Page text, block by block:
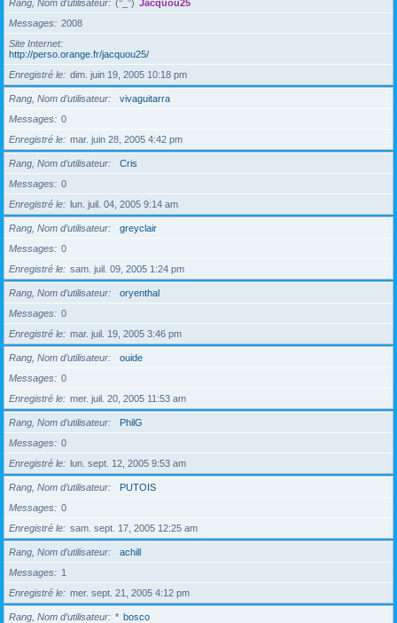
Rang, Nom d’utilisateur (°_°) Jacquou25
Messages
2008
Site Internet
http://perso.orange.fr/jacquou25/
Enregistré le
dim. juin 19, 2005 10:18 pm
Rang, Nom d’utilisateur
vivaguitarra
Messages
0
Enregistré le
mar. juin 28, 2005 4:42 pm
Rang, Nom d’utilisateur
Cris
Messages
0
Enregistré le
lun. juil. 04, 2005 9:14 am
Rang, Nom d’utilisateur
greyclair
Messages
0
Enregistré le
sam. juil. 09, 2005 1:24 pm
Rang, Nom d’utilisateur
oryenthal
Messages
0
Enregistré le
mar. juil. 19, 2005 3:46 pm
Rang, Nom d’utilisateur
ouide
Messages
0
Enregistré le
mer. juil. 20, 2005 11:53 am
Rang, Nom d’utilisateur
PhilG
Messages
0
Enregistré le
lun. sept. 12, 2005 9:53 am
Rang, Nom d’utilisateur
PUTOIS
Messages
0
Enregistré le
sam. sept. 17, 2005 12:25 am
Rang, Nom d’utilisateur
achill
Messages
1
Enregistré le
mer. sept. 21, 2005 4:12 pm
Rang, Nom d’utilisateur * bosco